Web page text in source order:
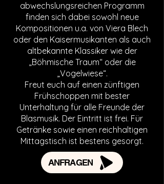
abwechslungsreichen Programm
finden sich dabei sowohl neue
Kompositionen u.a. von Viera Blech
oder den Kaisermusikanten als auch
altbekannte Klassiker wie der
„Böhmische Traum“ oder die
„Vogelwiese“.
Freut euch auf einen zünftigen
Frühschoppen mit bester
Unterhaltung für alle Freunde der
Blasmusik. Der Eintritt ist frei. Für
Getränke sowie einen reichhaltigen
Mittagstisch ist bestens gesorgt.
ANFRAGEN